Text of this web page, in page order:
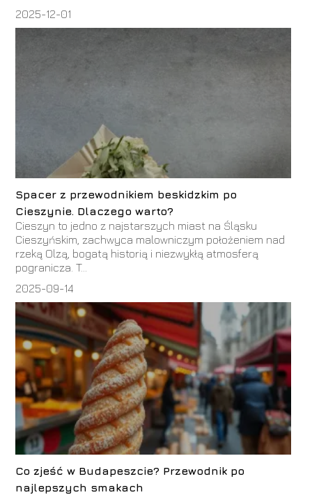
2025-12-01
Spacer z przewodnikiem beskidzkim po
Cieszynie. Dlaczego warto?
Cieszyn to jedno z najstarszych miast na Śląsku
Cieszyńskim, zachwyca malowniczym położeniem nad
rzeką Olzą, bogatą historią i niezwykłą atmosferą
pogranicza. T...
2025-09-14
Co zjeść w Budapeszcie? Przewodnik po
najlepszych smakach